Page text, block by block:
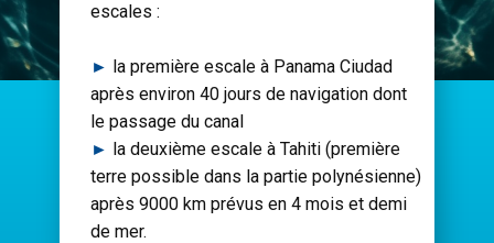
escales :
► la première escale à Panama Ciudad
après environ 40 jours de navigation dont
le passage du canal
► la deuxième escale à Tahiti (première
terre possible dans la partie polynésienne)
après 9000 km prévus en 4 mois et demi
de mer.